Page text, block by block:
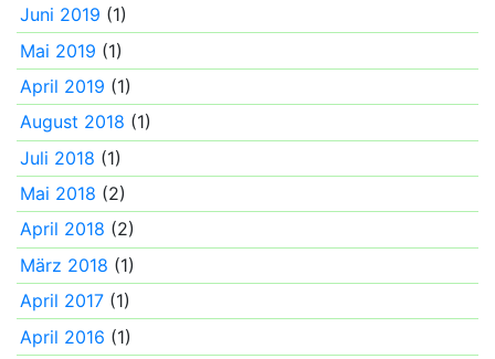
Juni 2019 (1)
Mai 2019 (1)
April 2019 (1)
August 2018 (1)
Juli 2018 (1)
Mai 2018 (2)
April 2018 (2)
März 2018 (1)
April 2017 (1)
April 2016 (1)